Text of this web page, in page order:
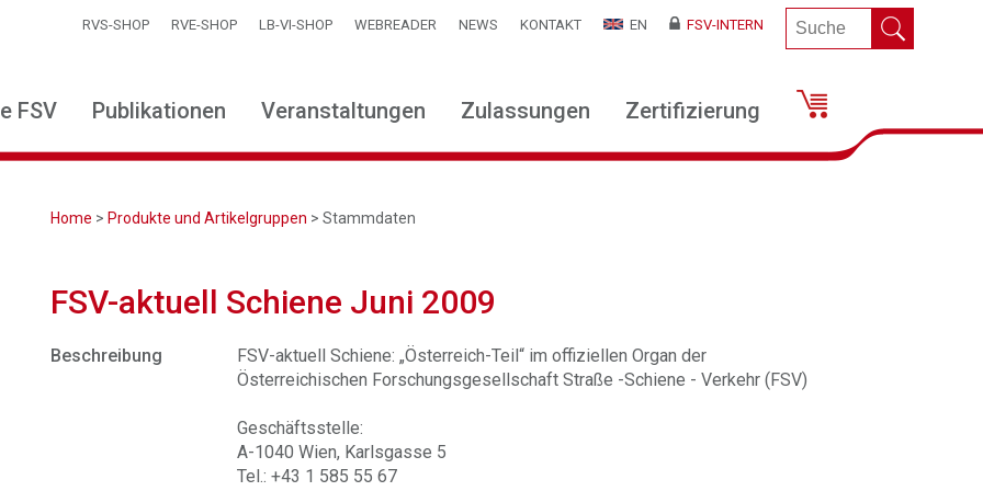
RVS-SHOP RVE-SHOP LB-VI-SHOP WEBREADER NEWS KONTAKT EN FSV-INTERN
FSV Publikationen Veranstaltungen Zulassungen Zertifizierung
Home > Produkte und Artikelgruppen > Stammdaten
FSV-aktuell Schiene Juni 2009
Beschreibung
FSV-aktuell Schiene: „Österreich-Teil“ im offiziellen Organ der
Österreichischen Forschungsgesellschaft Straße -Schiene - Verkehr (FSV)
Geschäftsstelle:
A-1040 Wien, Karlsgasse 5
Tel.: +43 1 585 55 67